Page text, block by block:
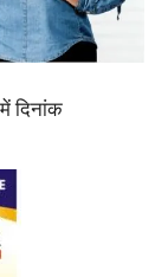
दिनांक